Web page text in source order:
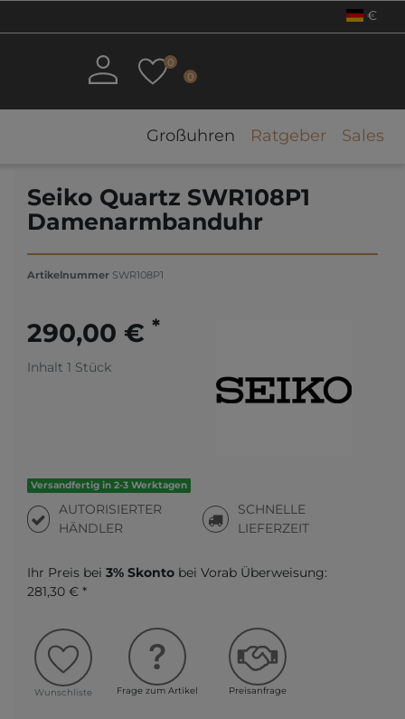
€
0
0
Großuhren Ratgeber Sales
Seiko Quartz SWR108P1
Damenarmbanduhr
Artikelnummer SWR108P1
290,00 € *
Inhalt 1 Stück
Versandfertig in 2-3 Werktagen
AUTORISIERTER
HÄNDLER
SCHNELLE
LIEFERZEIT
Ihr Preis bei 3% Skonto bei Vorab Überweisung:
281,30 € *
Wunschliste Frage zum Artikel Preisanfrage